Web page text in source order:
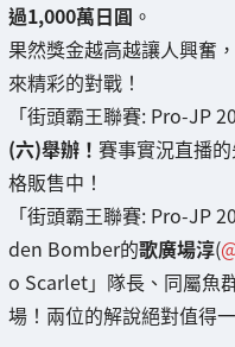
過1,000萬日圓 。
果然獎金越高越讓人興奮
來精彩的對戰！
「街頭霸王聯賽: Pro-JP
(六)舉辦！ 賽事實況直播
格販售中！
「街頭霸王聯賽: Pro-JP
den Bomber的歌廣場淳(
o Scarlet」隊長、同屬魚
場！兩位的解說絕對值得一